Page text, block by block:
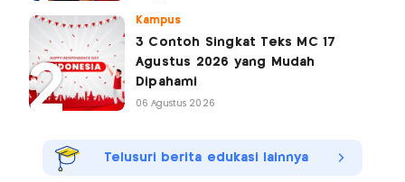
Kampus
3 Contoh Singkat Teks MC 17
Agustus 2026 yang Mudah
Dipahami
06 Agustus 2026
Telusuri berita edukasi lainnya